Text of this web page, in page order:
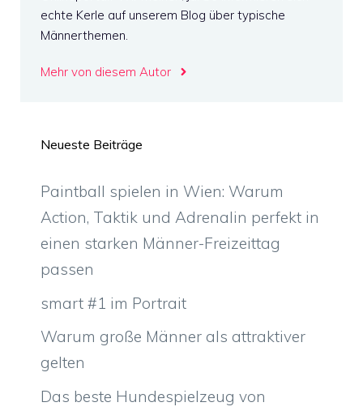
echte Kerle auf unserem Blog über typische
Männerthemen.
Mehr von diesem Autor
Neueste Beiträge
Paintball spielen in Wien: Warum
Action, Taktik und Adrenalin perfekt in
einen starken Männer-Freizeittag
passen
smart #1 im Portrait
Warum große Männer als attraktiver
gelten
Das beste Hundespielzeug von